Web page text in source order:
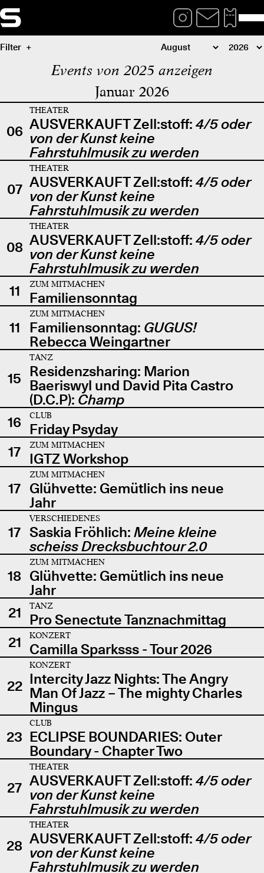
Filter
Events von 2025 anzeigen
Januar 2026
06
THEATER
AUSVERKAUFT Zell:stoff: 4/5 oder
von der Kunst keine
Fahrstuhlmusik zu werden
07
THEATER
AUSVERKAUFT Zell:stoff: 4/5 oder
von der Kunst keine
Fahrstuhlmusik zu werden
08
THEATER
AUSVERKAUFT Zell:stoff: 4/5 oder
von der Kunst keine
Fahrstuhlmusik zu werden
11
ZUM MITMACHEN
Familiensonntag
11
ZUM MITMACHEN
Familiensonntag: GUGUS!
Rebecca Weingartner
15
TANZ
Residenzsharing: Marion
Baeriswyl und David Pita Castro
(D.C.P): Champ
16
CLUB
Friday Psyday
17
ZUM MITMACHEN
IGTZ Workshop
17
ZUM MITMACHEN
Glühvette: Gemütlich ins neue
Jahr
17
VERSCHIEDENES
Saskia Fröhlich: Meine kleine
scheiss Drecksbuchtour 2.0
18
ZUM MITMACHEN
Glühvette: Gemütlich ins neue
Jahr
21
TANZ
Pro Senectute Tanznachmittag
21
KONZERT
Camilla Sparksss - Tour 2026
22
KONZERT
Intercity Jazz Nights: The Angry
Man Of Jazz – The mighty Charles
Mingus
23
CLUB
ECLIPSE BOUNDARIES: Outer
Boundary - Chapter Two
27
THEATER
AUSVERKAUFT Zell:stoff: 4/5 oder
von der Kunst keine
Fahrstuhlmusik zu werden
28
THEATER
AUSVERKAUFT Zell:stoff: 4/5 oder
von der Kunst keine
Fahrstuhlmusik zu werden